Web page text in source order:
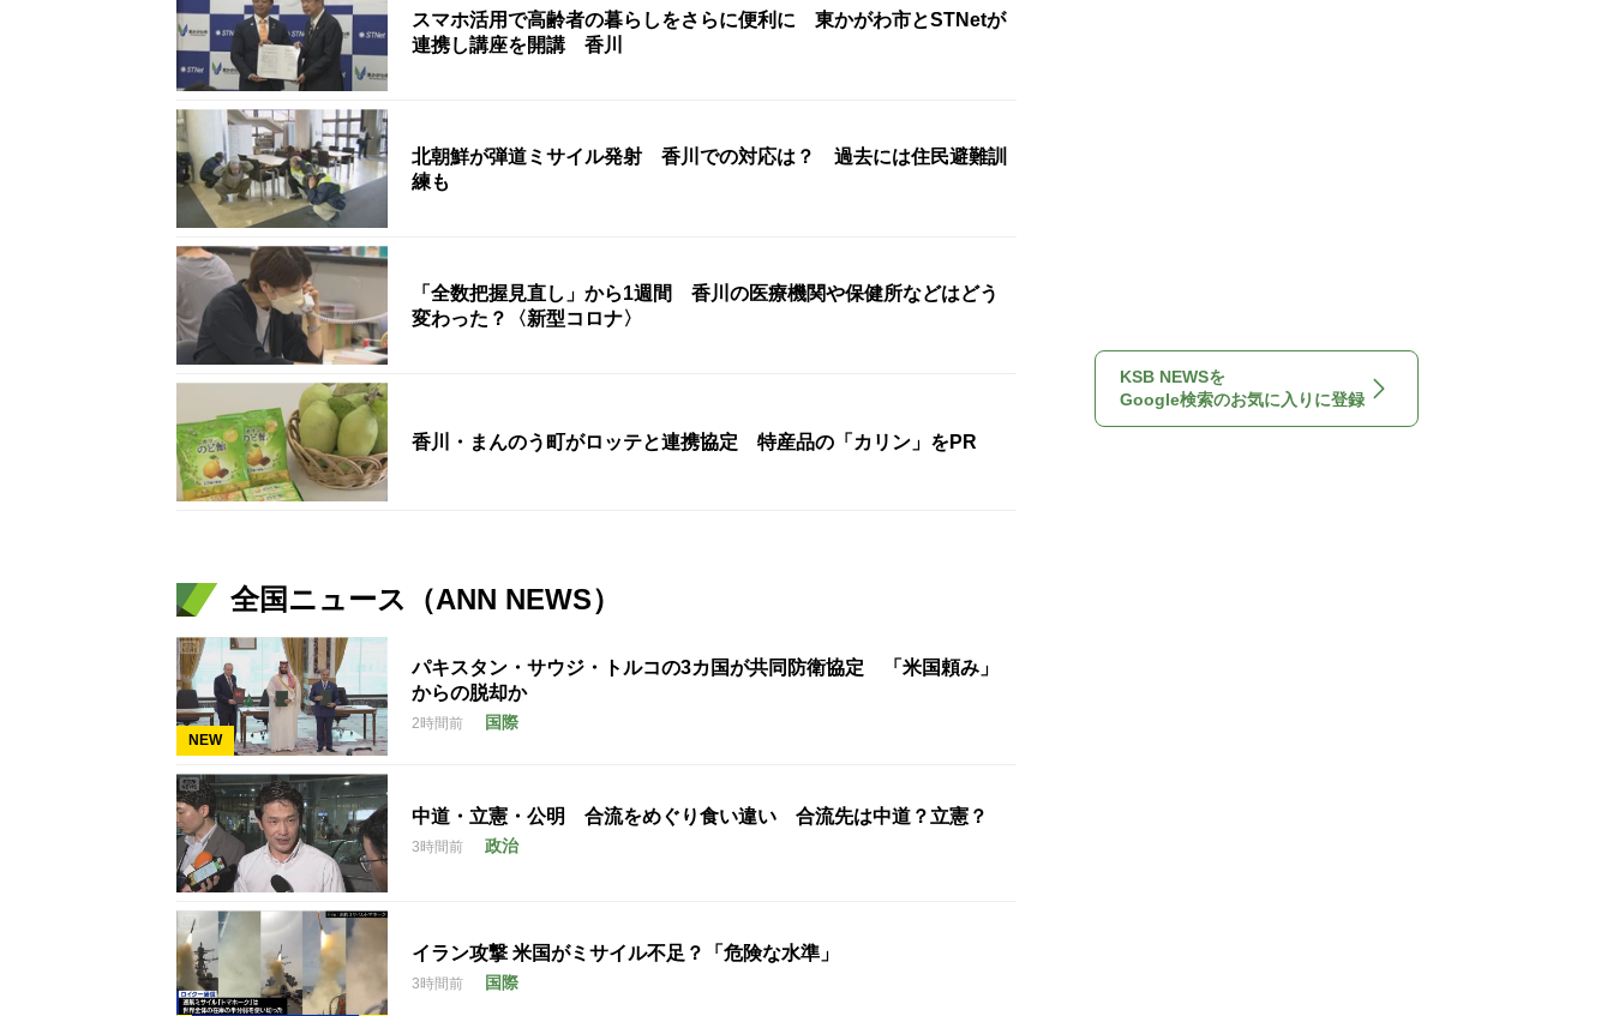
スマホ活用で高齢者の暮らしをさらに便利に 東かがわ市とSTNetが
連携し講座を開講 香川
北朝鮮が弾道ミサイル発射 香川での対応は？ 過去には住民避難訓
練も
「全数把握見直し」から1週間 香川の医療機関や保健所などはどう
変わった？〈新型コロナ〉
香川・まんのう町がロッテと連携協定 特産品の「カリン」をPR
全国ニュース（ANN NEWS）
NEW
パキスタン・サウジ・トルコの3カ国が共同防衛協定 「米国頼み」
からの脱却か
2時間前 国際
中道・立憲・公明 合流をめぐり食い違い 合流先は中道？立憲？
3時間前 政治
イラン攻撃 米国がミサイル不足？「危険な水準」
3時間前 国際
KSB NEWSを
Google検索のお気に入りに登録